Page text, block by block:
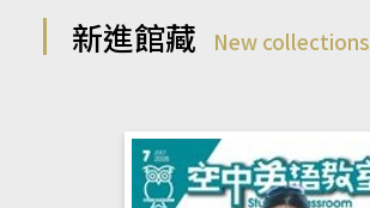
新進館藏 New collections